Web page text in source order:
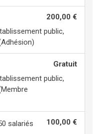
200,00 €
public,
Gratuit
public,
100,00 €
salariés